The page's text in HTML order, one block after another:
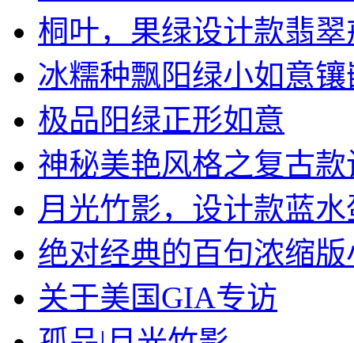
桐叶，果绿设计款翡翠
冰糯种飘阳绿小如意镶
极品阳绿正形如意
神秘美艳风格之复古款
月光竹影，设计款蓝水
绝对经典的百句浓缩版
关于美国GIA专访